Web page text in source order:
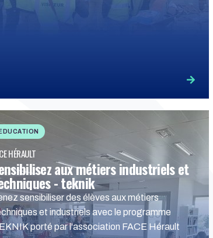
EDUCATION
HÉRAULT
aux métiers industriels et
- teknik
sensibiliser des élèves aux métiers
et industriels avec le programme
porté par l'association FACE Hérault